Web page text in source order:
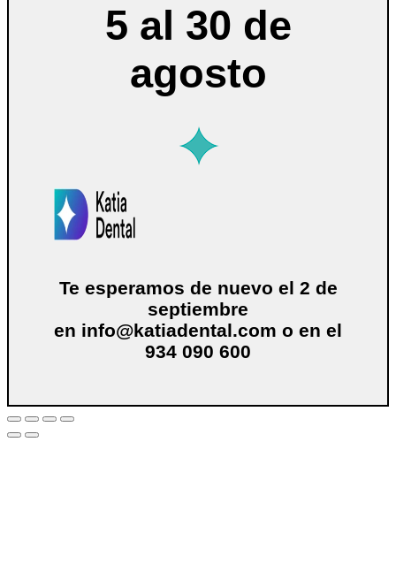
5 al 30 de
agosto
Te esperamos de nuevo el 2 de
septiembre
en info@katiadental.com o en el
934 090 600